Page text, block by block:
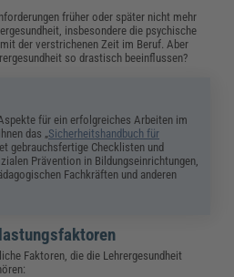
früher oder später nicht mehr
insbesondere die psychische
der verstrichenen Zeit im Beruf. Aber
so drastisch beeinflussen?
für ein erfolgreiches Arbeiten im
das „Sicherheitshandbuch für
gebrauchsfertige Checklisten und
Prävention in Bildungseinrichtungen,
Fachkräften und anderen
Faktoren, die die Lehrergesundheit